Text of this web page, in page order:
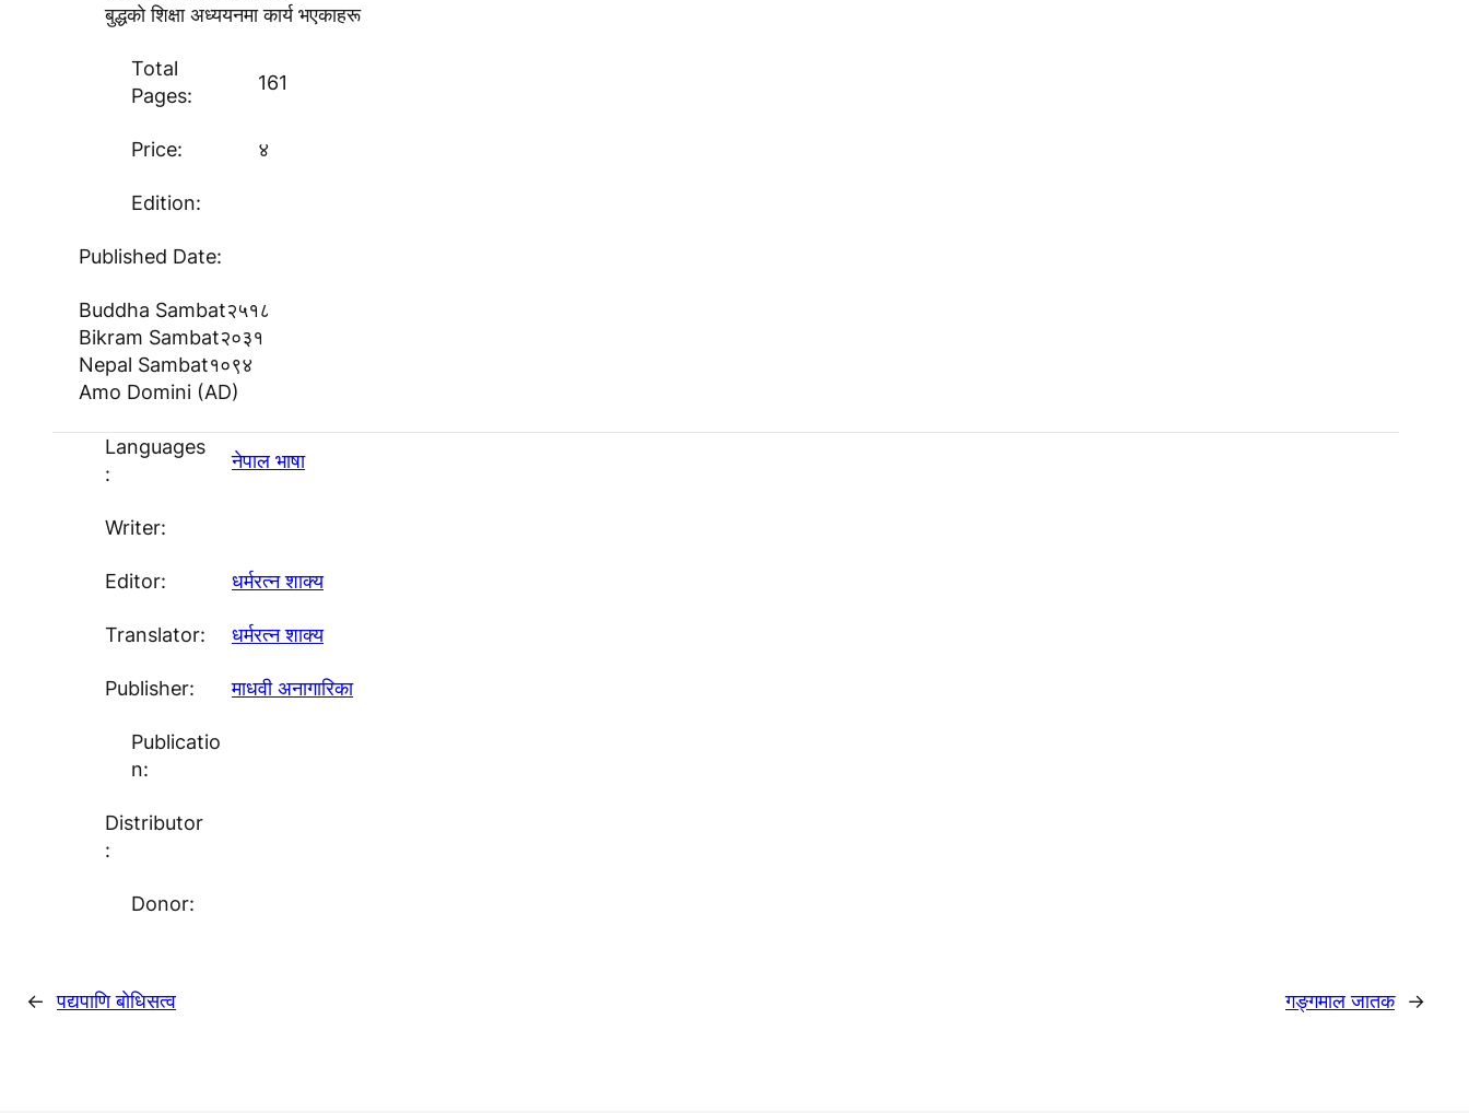
बुद्धकाे शिक्षा अध्ययनमा कार्य भएकाहरू
Total
Pages:
161
Price: ४
Edition:
Published Date:
Buddha Sambat२५१८
Bikram Sambat२०३१
Nepal Sambat१०९४
Amo Domini (AD)
Languages
:
नेपाल भाषा
Writer:
Editor: धर्मरत्न शाक्य
Translator: धर्मरत्न शाक्य
Publisher: माधवी अनागारिका
Publicatio
n:
Distributor
:
Donor:
← पद्यपाणि बाेधिसत्व गङ्गमाल जातक →